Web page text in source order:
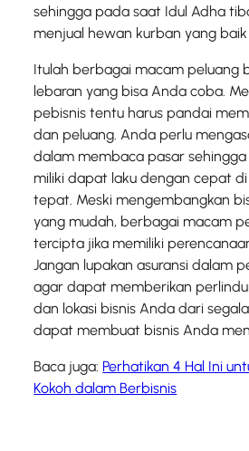
sehingga pada saat Idul Adha
menjual hewan kurban yang
Itulah berbagai macam peluang
lebaran yang bisa Anda coba.
pebisnis tentu harus pandai
dan peluang. Anda perlu
dalam membaca pasar
miliki dapat laku dengan cepat
tepat. Meski mengembangkan
yang mudah, berbagai macam
tercipta jika memiliki
Jangan lupakan asuransi dalam
agar dapat memberikan
dan lokasi bisnis Anda dari
dapat membuat bisnis Anda
Baca juga: Perhatikan 4 Hal Ini
Kokoh dalam Berbisnis